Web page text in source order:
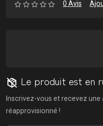
0 Avis
Le produit est en
Inscrivez-vous et recevez
réapprovisionné !